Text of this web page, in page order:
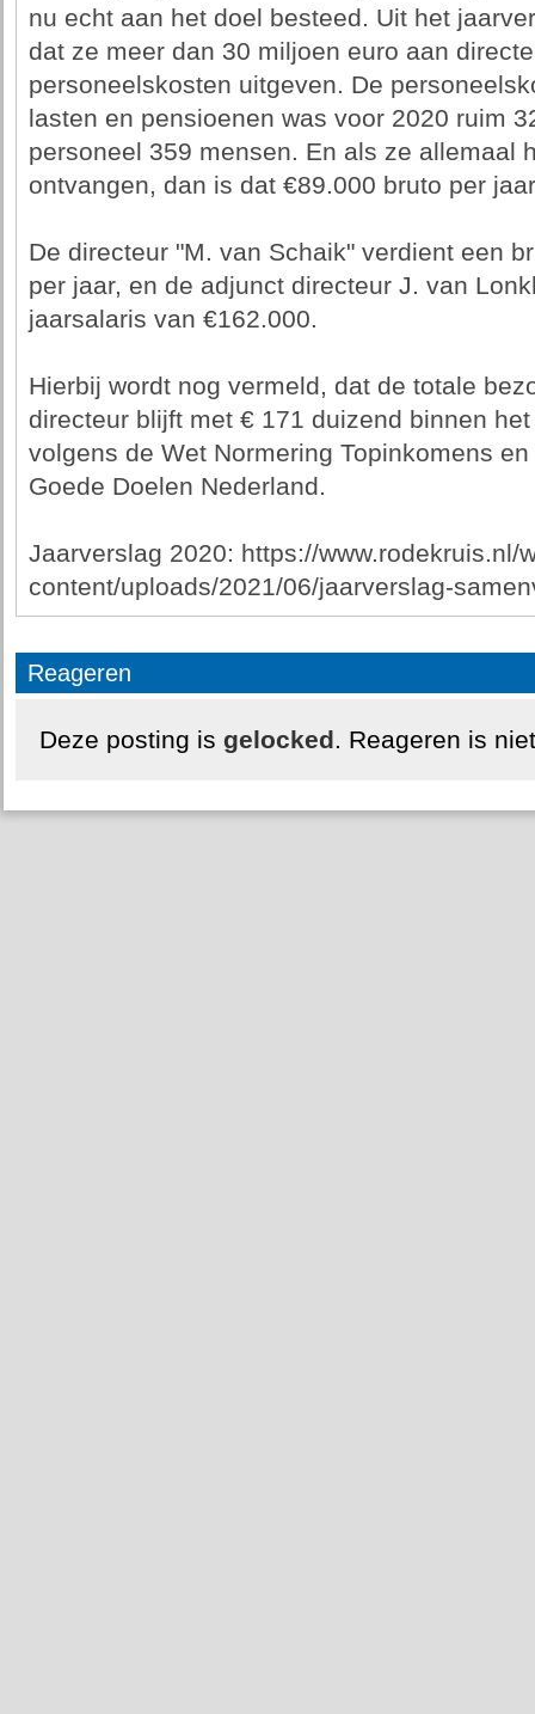
nu echt aan het doel besteed. Uit het
dat ze meer dan 30 miljoen euro aan
personeelskosten uitgeven. De
lasten en pensioenen was voor 2020 ruim
personeel 359 mensen. En als ze allemaal
ontvangen, dan is dat €89.000 bruto per
De directeur "M. van Schaik" verdient een
per jaar, en de adjunct directeur J. van
jaarsalaris van €162.000.
Hierbij wordt nog vermeld, dat de totale
directeur blijft met € 171 duizend binnen
volgens de Wet Normering Topinkomens
Goede Doelen Nederland.
Jaarverslag 2020: https://www.rodekruis.nl/
content/uploads/2021/06/jaarverslag-
Reageren
Deze posting is gelocked. Reageren is